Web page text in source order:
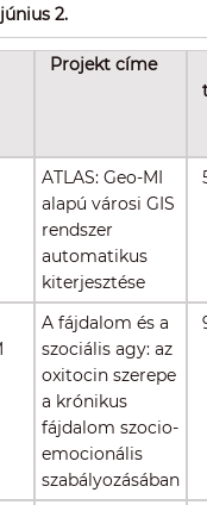
2.
Projekt címe
ATLAS: Geo-MI
alapú városi GIS
rendszer
automatikus
kiterjesztése
A fájdalom és a
szociális agy: az
oxitocin szerepe
a krónikus
fájdalom szocio-
emocionális
szabályozásában